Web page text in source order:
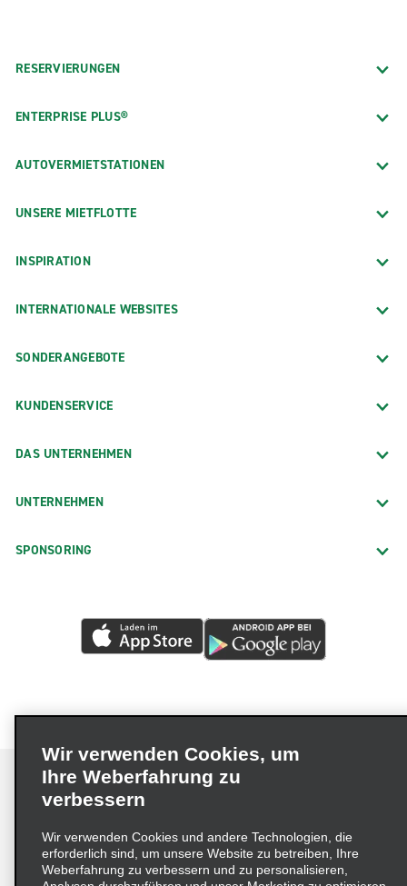
RESERVIERUNGEN
ENTERPRISE PLUS®
AUTOVERMIETSTATIONEN
UNSERE MIETFLOTTE
INSPIRATION
INTERNATIONALE WEBSITES
SONDERANGEBOTE
KUNDENSERVICE
DAS UNTERNEHMEN
UNTERNEHMEN
SPONSORING
Impressum Nutzungsbedingungen
Datenschutzrichtlinie
Cookie-Richtlinie
Datenschutzoptionen
Wir verwenden Cookies, um
Ihre Weberfahrung zu
verbessern
Wir verwenden Cookies und andere Technologien, die
erforderlich sind, um unsere Website zu betreiben, Ihre
Weberfahrung zu verbessern und zu personalisieren,